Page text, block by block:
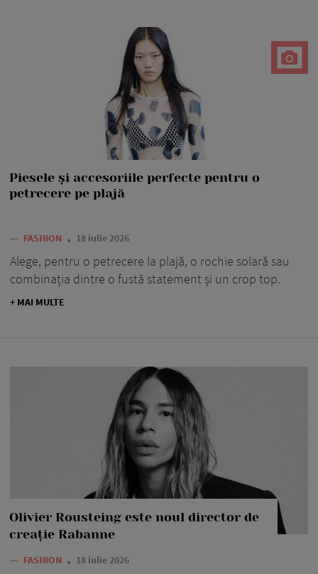
Piesele și accesoriile perfecte pentru o
petrecere pe plajă
— FASHION 18 iulie 2026
Alege, pentru o petrecere la plajă, o rochie solară sau
combinația dintre o fustă statement și un crop top.
+ MAI MULTE
Olivier Rousteing este noul director de
creație Rabanne
— FASHION 18 iulie 2026